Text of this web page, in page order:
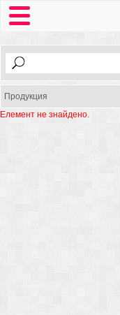
Продукция
Елемент не знайдено.